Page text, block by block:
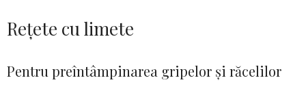
Rețete cu limete
Pentru preîntâmpinarea gripelor și răcelilor